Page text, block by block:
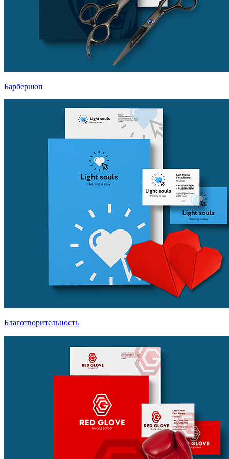
Барбершоп
Благотворительность